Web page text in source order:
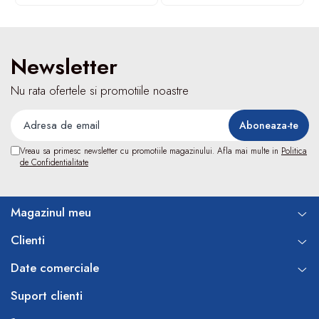
Filtre antibacteriene
Piese bucale
Alte dispozitive respiratorii
Investigare si diagnostic
Dermatoscoape
Oglinzi/Lampi frontale
Set ORL/Oftalmo
Lampi examinare
Lampi cu infrarosu
Newsletter
Nu rata ofertele si promotiile noastre
Vreau sa primesc newsletter cu promotiile magazinului. Afla mai multe in Politica
de Confidentialitate
Magazinul meu
Clienti
Date comerciale
Suport clienti